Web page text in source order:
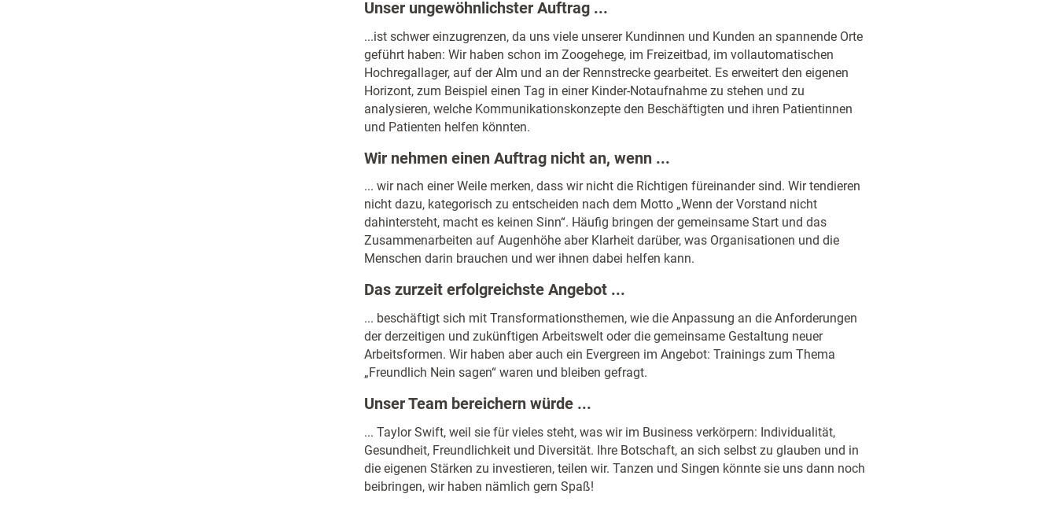
Unser ungewöhnlichster Auftrag ...
...ist schwer einzugrenzen, da uns viele unserer Kundinnen und Kunden an spannende Orte
geführt haben: Wir haben schon im Zoogehege, im Freizeitbad, im vollautomatischen
Hochregallager, auf der Alm und an der Rennstrecke gearbeitet. Es erweitert den eigenen
Horizont, zum Beispiel einen Tag in einer Kinder-Notaufnahme zu stehen und zu
analysieren, welche Kommunikationskonzepte den Beschäftigten und ihren Patientinnen
und Patienten helfen könnten.
Wir nehmen einen Auftrag nicht an, wenn ...
... wir nach einer Weile merken, dass wir nicht die Richtigen füreinander sind. Wir tendieren
nicht dazu, kategorisch zu entscheiden nach dem Motto „Wenn der Vorstand nicht
dahintersteht, macht es keinen Sinn“. Häufig bringen der gemeinsame Start und das
Zusammenarbeiten auf Augenhöhe aber Klarheit darüber, was Organisationen und die
Menschen darin brauchen und wer ihnen dabei helfen kann.
Das zurzeit erfolgreichste Angebot ...
... beschäftigt sich mit Transformationsthemen, wie die Anpassung an die Anforderungen
der derzeitigen und zukünftigen Arbeitswelt oder die gemeinsame Gestaltung neuer
Arbeitsformen. Wir haben aber auch ein Evergreen im Angebot: Trainings zum Thema
„Freundlich Nein sagen“ waren und bleiben gefragt.
Unser Team bereichern würde ...
... Taylor Swift, weil sie für vieles steht, was wir im Business verkörpern: Individualität,
Gesundheit, Freundlichkeit und Diversität. Ihre Botschaft, an sich selbst zu glauben und in
die eigenen Stärken zu investieren, teilen wir. Tanzen und Singen könnte sie uns dann noch
beibringen, wir haben nämlich gern Spaß!